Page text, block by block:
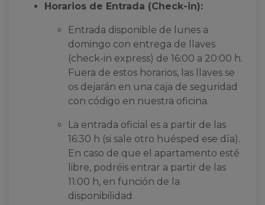
Horarios de Entrada (Check-in):
Entrada disponible de lunes a
domingo con entrega de llaves
(check-in express) de 16:00 a 20:00 h.
Fuera de estos horarios, las llaves se
os dejarán en una caja de seguridad
con código en nuestra oficina.
La entrada oficial es a partir de las
16:30 h (si sale otro huésped ese día).
En caso de que el apartamento esté
libre, podréis entrar a partir de las
11:00 h, en función de la
disponibilidad.